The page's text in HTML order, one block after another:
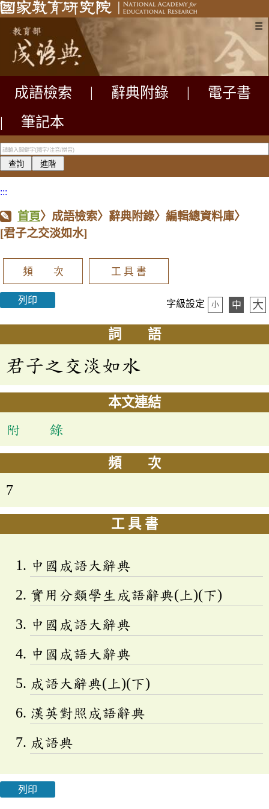
☰
成語檢索 辭典附錄
電子書
|
筆記本
:::
首頁〉成語檢索〉辭典附錄〉編輯總資料庫〉
[君子之交淡如水]
頻 次 工 具 書
列印 字級設定 小 中 大
詞 語
君子之交淡如水
本文連結
附 錄
頻 次
7
工 具 書
中國成語大辭典
實用分類學生成語辭典(上)(下)
中國成語大辭典
中國成語大辭典
成語大辭典(上)(下)
漢英對照成語辭典
成語典
列印